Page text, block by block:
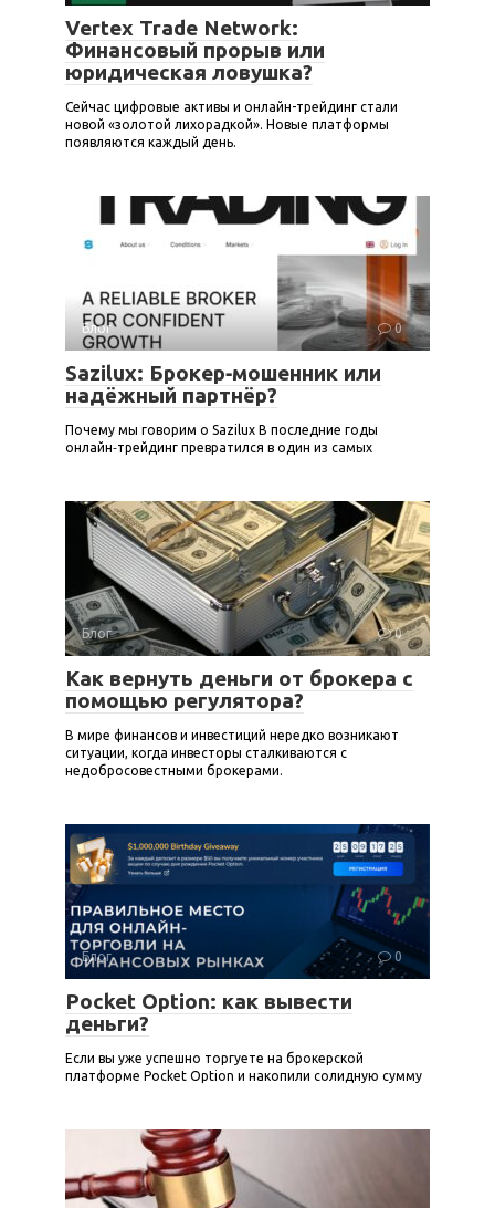
Vertex Trade Network:
Финансовый прорыв или
юридическая ловушка?
Сейчас цифровые активы и онлайн-трейдинг стали
новой «золотой лихорадкой». Новые платформы
появляются каждый день.
Блог 0
Sazilux: Брокер‑мошенник или
надёжный партнёр?
Почему мы говорим о Sazilux В последние годы
онлайн‑трейдинг превратился в один из самых
Блог 0
Как вернуть деньги от брокера с
помощью регулятора?
В мире финансов и инвестиций нередко возникают
ситуации, когда инвесторы сталкиваются с
недобросовестными брокерами.
Блог 0
Pocket Option: как вывести
деньги?
Если вы уже успешно торгуете на брокерской
платформе Pocket Option и накопили солидную сумму